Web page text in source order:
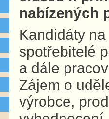
nabízených
Kandidáty
spotřebitelé
a dále
Zájem o
výrobce,